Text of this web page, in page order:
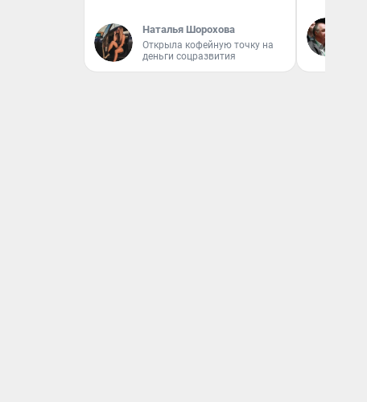
Наталья Шорохова
Открыла кофейную точку на
деньги соцразвития